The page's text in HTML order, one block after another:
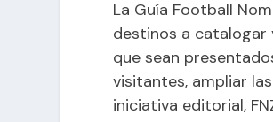
La Guía Football
destinos a
que sean
visitantes, ampliar
iniciativa editorial,